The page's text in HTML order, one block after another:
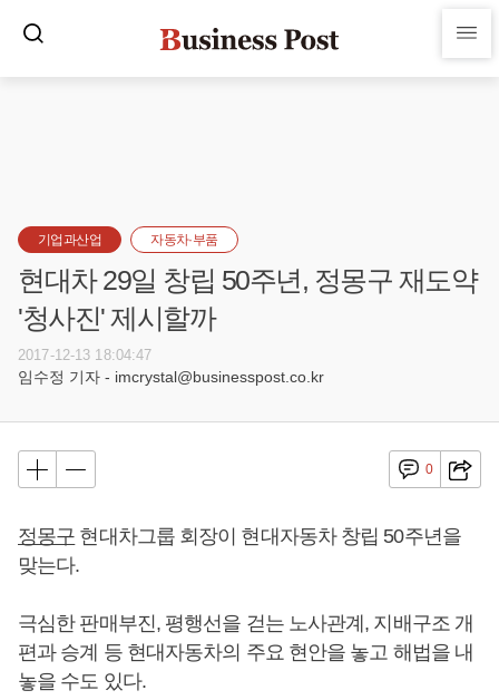
기업과산업 자동차·부품
현대차 29일 창립 50주년, 정몽구 재도약
'청사진' 제시할까
2017-12-13 18:04:47
임수정 기자 - imcrystal@businesspost.co.kr
0
정몽구 현대차그룹 회장이 현대자동차 창립 50주년을
맞는다.
극심한 판매부진, 평행선을 걷는 노사관계, 지배구조 개
편과 승계 등 현대자동차의 주요 현안을 놓고 해법을 내
놓을 수도 있다.